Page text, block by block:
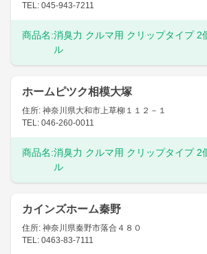
TEL: 045-943-7211
商品名:消臭力 クルマ用 クリップタイプ 2
ル
ホームピツク相模大塚
住所: 神奈川県大和市上草柳１１２－１
TEL: 046-260-0011
商品名:消臭力 クルマ用 クリップタイプ 2
ル
カインズホーム秦野
住所: 神奈川県秦野市落合４８０
TEL: 0463-83-7111